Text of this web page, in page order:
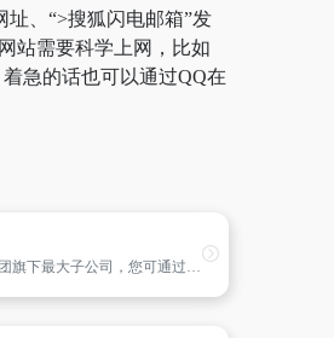
、“>搜狐闪电邮箱”发
站需要科学上网，比如
急的话也可以通过QQ在
中信银行是中信集团旗下最大子公司，您可通过中信银行官方网站了解并办理理财、私人银行、出国金融、申请信用卡、个人不动产抵押贷款等业务，为您提供一站式综合金融服务，让您快乐享不停！